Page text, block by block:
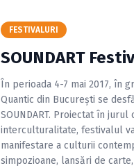
FESTIVALURI
SOUNDART
În perioada 4-7 mai 2017, în
Quantic din Bucureşti se
SOUNDART. Proiectat în
interculturalitate, festivalul
manifestare a culturii
simpozioane, lansări de